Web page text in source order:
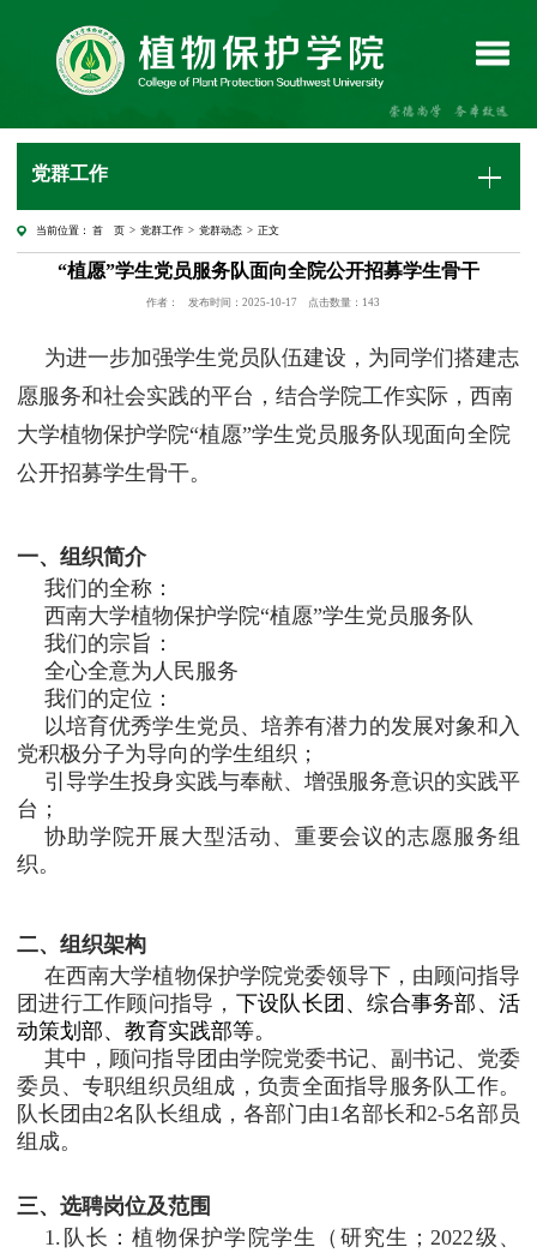
党群工作
当前位置： 首 页 >党群工作 >党群动态 > 正文
“植愿”学生党员服务队面向全院公开招募学生骨干
作者： 发布时间：2025-10-17 点击数量： 143
为进一步加强学生党员队伍建设，为同学们搭建志
愿服务和社会实践的平台，结合学院工作实际，西南
大学植物保护学院“植愿”学生党员服务队现面向全院
公开招募学生骨干。
一、组织简介
我们的全称：
西南大学植物保护学院“植愿”学生党员服务队
我们的宗旨：
全心全意为人民服务
我们的定位：
以培育优秀学生党员、培养有潜力的发展对象和入
党积极分子为导向的学生组织；
引导学生投身实践与奉献、增强服务意识的实践平
台；
协助学院开展大型活动、重要会议的志愿服务组
织。
二、组织架构
在西南大学植物保护学院党委领导下，由顾问指导
团进行工作顾问指导， 下设队长团、综合事务部、活
动策划部、教育实践部等。
其中，顾问指导团由学院党委书记、副书记、党委
委员、专职组织员组成，负责全面指导服务队工作。
队长团由2名队长组成，各部门由1名部长和2-5名部员
组成。
三、选聘岗位及范围
1.队长：植物保护学院学生（研究生； 2022级、